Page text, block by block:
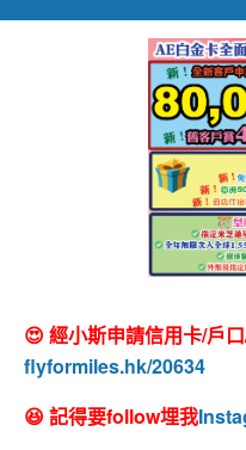
😍 經小斯申請信用卡/戶
flyformiles.hk/20634
😆 記得要follow埋我